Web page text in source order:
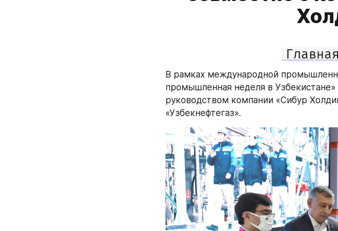
Главная
В рамках международной
промышленная неделя в
руководством компании «Сибур
«Узбекнефтегаз».